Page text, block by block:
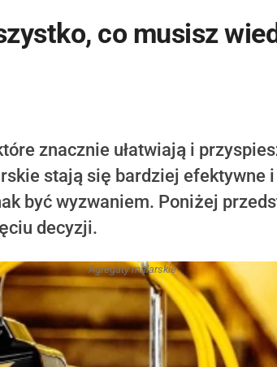
co musisz
znacznie ułatwiają i
stają się bardziej efektywne
być wyzwaniem. Poniżej
decyzji.
Agregaty malarskie